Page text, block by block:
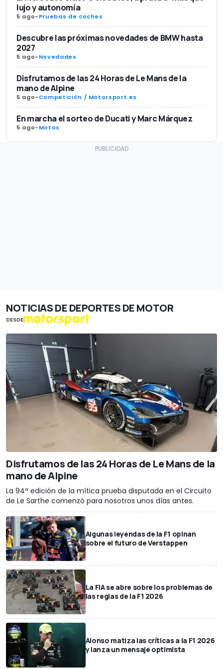
lujo y autonomía
5 ago-Pruebas de coches
Descubre las próximas novedades de BMW hasta
2027
5 ago-Novedades
Disfrutamos de las 24 Horas de Le Mans de la
mano de Alpine
5 ago-Competición / Motorsport.es
En marcha el sorteo de Ducati y Marc Márquez
5 ago-Motos
NOTICIAS DE DEPORTES DE MOTOR
DESDE
Disfrutamos de las 24 Horas de Le Mans de la
mano de Alpine
La 94ª edición de la mítica prueba disputada en el Circuito
de Le Sarthe comenzó para nosotros unos días antes.
Algunas leyendas de la F1 opinan
sobre el futuro de Verstappen
La FIA se abre sobre los problemas de
las reglas de la F1 2026
Alonso matiza las críticas a la F1 2026
y lanza un mensaje optimista